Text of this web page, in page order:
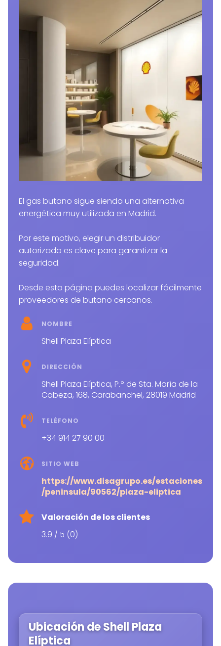
El gas butano sigue siendo una alternativa
energética muy utilizada en Madrid.
Por este motivo, elegir un distribuidor
autorizado es clave para garantizar la
seguridad.
Desde esta página puedes localizar fácilmente
proveedores de butano cercanos.
NOMBRE
Shell Plaza Elíptica
DIRECCIÓN
Shell Plaza Elíptica, P.º de Sta. María de la
Cabeza, 168, Carabanchel, 28019 Madrid
TELÉFONO
+34 914 27 90 00
SITIO WEB
https://www.disagrupo.es/estaciones
/peninsula/90562/plaza-eliptica
Valoración de los clientes
3.9 / 5 (0)
Ubicación de Shell Plaza
Elíptica